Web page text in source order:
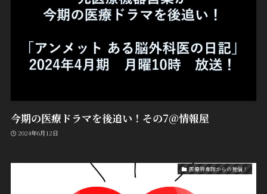
今期の医療ドラマを後追い！その7@情報屋
2024年6月12日
医療特専隊からの発信！